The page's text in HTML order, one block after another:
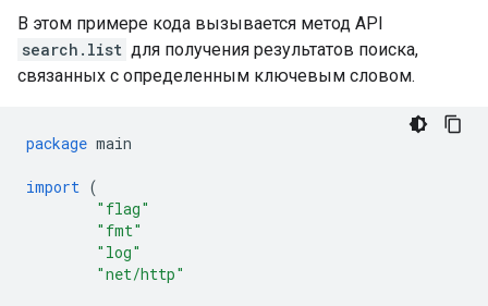
В этом примере кода вызывается метод API
search.list для получения результатов поиска,
связанных с определенным ключевым словом.
package main
import (
"flag"
"fmt"
"log"
"net/http"